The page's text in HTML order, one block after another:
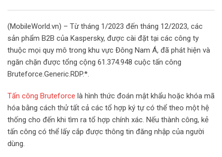
l
e
+
e
r
e
s
e
v
i
a
a
i
l
t
(MobileWorld.vn) – Từ tháng 1/2023 đến tháng 12/2023, các
sản phẩm B2B của Kaspersky, được cài đặt tại các công ty
thuộc mọi quy mô trong khu vực Đông Nam Á, đã phát hiện và
ngăn chặn được tổng cộng 61.374.948 cuộc tấn công
Bruteforce.Generic.RDP.*.
Tấn công Bruteforce là hình thức đoán mật khẩu hoặc khóa mã
hóa bằng cách thử tất cả các tổ hợp ký tự có thể theo một hệ
thống cho đến khi tìm ra tổ hợp chính xác. Nếu thành công, kẻ
tấn công có thể lấy cắp được thông tin đăng nhập của người
dùng.